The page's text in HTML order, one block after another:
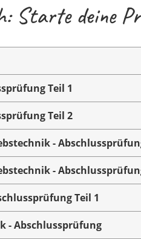
Starte deine
Teil 1
Teil 2
-
-
Teil 1
- Abschlussprüfung